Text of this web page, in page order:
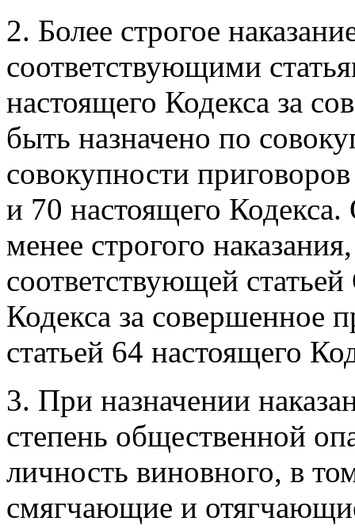
2. Более строгое
соответствующими
настоящего Кодекса за
быть назначено по
совокупности
и 70 настоящего
менее строгого
соответствующей
Кодекса за совершенное
статьей 64 настоящего
3. При назначении
степень общественной
личность виновного, в
смягчающие и